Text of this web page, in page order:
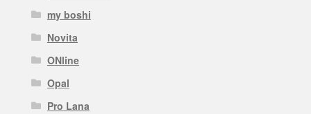
my boshi
Novita
ONline
Opal
Pro Lana